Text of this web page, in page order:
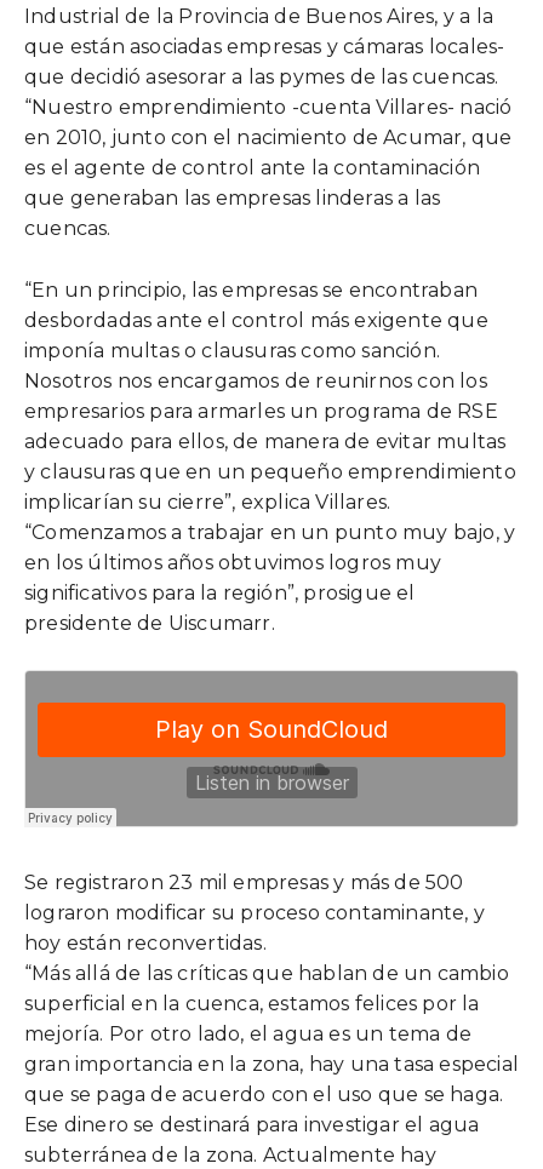
Industrial de la Provincia de Buenos Aires, y a la
que están asociadas empresas y cámaras locales-
que decidió asesorar a las pymes de las cuencas.
“Nuestro emprendimiento -cuenta Villares- nació
en 2010, junto con el nacimiento de Acumar, que
es el agente de control ante la contaminación
que generaban las empresas linderas a las
cuencas.
“En un principio, las empresas se encontraban
desbordadas ante el control más exigente que
imponía multas o clausuras como sanción.
Nosotros nos encargamos de reunirnos con los
empresarios para armarles un programa de RSE
adecuado para ellos, de manera de evitar multas
y clausuras que en un pequeño emprendimiento
implicarían su cierre”, explica Villares.
“Comenzamos a trabajar en un punto muy bajo, y
en los últimos años obtuvimos logros muy
significativos para la región”, prosigue el
presidente de Uiscumarr.
Se registraron 23 mil empresas y más de 500
lograron modificar su proceso contaminante, y
hoy están reconvertidas.
“Más allá de las críticas que hablan de un cambio
superficial en la cuenca, estamos felices por la
mejoría. Por otro lado, el agua es un tema de
gran importancia en la zona, hay una tasa especial
que se paga de acuerdo con el uso que se haga.
Ese dinero se destinará para investigar el agua
subterránea de la zona. Actualmente hay